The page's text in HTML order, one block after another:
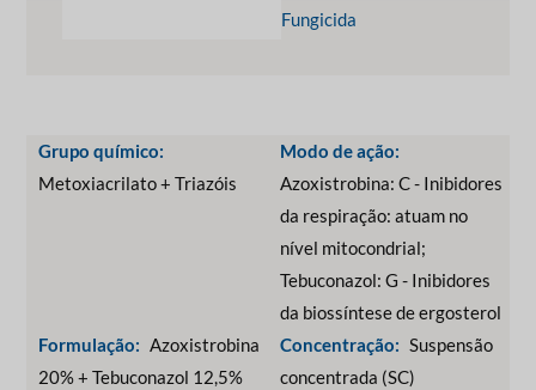
Fungicida
Grupo químico:
Metoxiacrilato + Triazóis
Formulação: Azoxistrobina
20% + Tebuconazol 12,5%
Modo de ação:
Azoxistrobina: C - Inibidores
da respiração: atuam no
nível mitocondrial;
Tebuconazol: G - Inibidores
da biossíntese de ergosterol
Concentração: Suspensão
concentrada (SC)